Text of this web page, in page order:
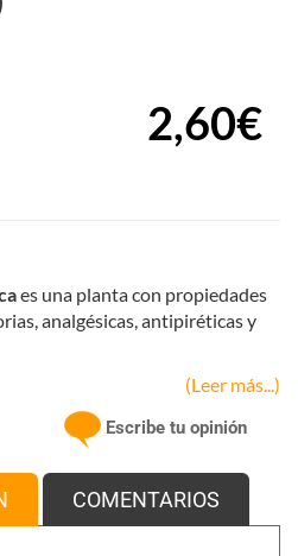
2,60€
es una planta con propiedades
analgésicas, antipiréticas y
(Leer más...)
Escribe tu opinión
COMENTARIOS